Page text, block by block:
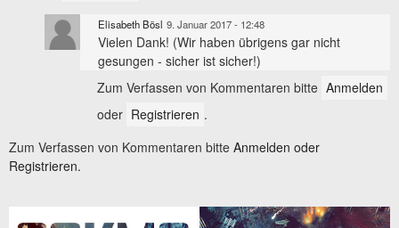
Elisabeth Bösl 9. Januar 2017 - 12:48
Vielen Dank! (Wir haben übrigens gar nicht
gesungen - sicher ist sicher!)
Zum Verfassen von Kommentaren bitte Anmelden
oder Registrieren .
Zum Verfassen von Kommentaren bitte Anmelden oder
Registrieren.